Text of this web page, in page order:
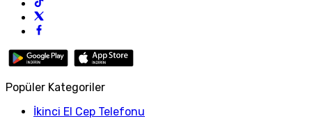
Popüler Kategoriler
İkinci El Cep Telefonu